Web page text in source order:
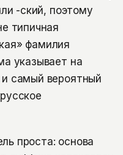
-ский, поэтому
типичная
фамилия
указывает на
самый вероятный
проста: основа